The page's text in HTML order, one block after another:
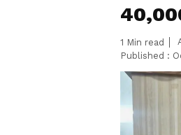
1 Min read
Published :